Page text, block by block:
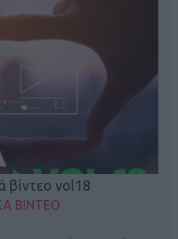
βίντεο vol18
ΒΙΝΤΕΟ